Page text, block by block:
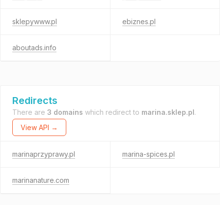
sklepywww.pl ebiznes.pl
aboutads.info
Redirects
There are 3 domains which redirect to marina.sklep.pl.
View API →
marinaprzyprawy.pl marina-spices.pl
marinanature.com